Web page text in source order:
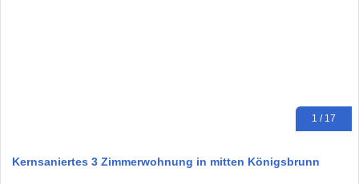
1 / 17
Kernsaniertes 3 Zimmerwohnung in mitten Königsbrunn